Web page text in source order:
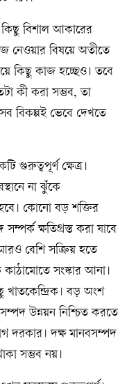
বিশাল আকারের
নেওয়ার বিষয়ে অতীতে
কিছু কাজ হচ্ছেও। তবে
কী করা সম্ভব, তা
বিকল্পই ভেবে দেখতে
গুরুত্বপূর্ণ ক্ষেত্র।
না ঝুঁকে
কোনো বড় শক্তির
ক্ষতিগ্রস্ত করা যাবে
বেশি সক্রিয় হতে
সংস্কার আনা।
খাতকেন্দ্রিক। বড় অংশ
উন্নয়ন নিশ্চিত করতে
দরকার। দক্ষ মানবসম্পদ
সম্ভব নয়।